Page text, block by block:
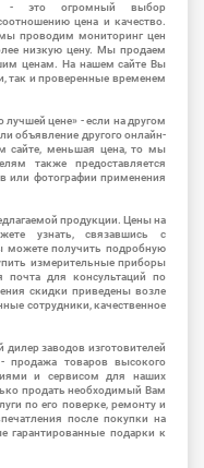
- это огромный выбор
цена и качество.
проводим мониторинг цен
низкую цену. Мы продаем
ценам. На нашем сайте Вы
так и проверенные временем
лучшей цене» - если на другом
объявление другого онлайн-
сайте, меньшая цена, то мы
также предоставляется
или фотографии применения
продукции. Цены на
узнать, связавшись с
получить подробную
измерительные приборы
почта для консультаций по
скидки приведены возле
сотрудники, качественное
заводов изготовителей
продажа товаров высокого
и сервисом для наших
продать необходимый Вам
по его поверке, ремонту и
после покупки на
гарантированные подарки к